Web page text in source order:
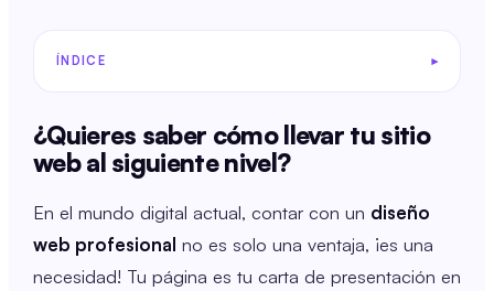
ÍNDICE
¿Quieres saber cómo llevar tu sitio
web al siguiente nivel?
En el mundo digital actual, contar con un diseño
web profesional no es solo una ventaja, ¡es una
necesidad! Tu página es tu carta de presentación en